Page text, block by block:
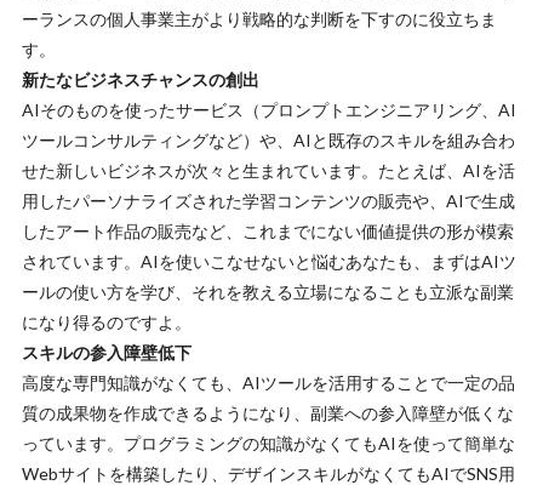
ーランスの個人事業主がより戦略的な判断を下すのに役立ちま
す。
新たなビジネスチャンスの創出
AIそのものを使ったサービス（プロンプトエンジニアリング、AI
ツールコンサルティングなど）や、AIと既存のスキルを組み合わ
せた新しいビジネスが次々と生まれています。たとえば、AIを活
用したパーソナライズされた学習コンテンツの販売や、AIで生成
したアート作品の販売など、これまでにない価値提供の形が模索
されています。AIを使いこなせないと悩むあなたも、まずはAIツ
ールの使い方を学び、それを教える立場になることも立派な副業
になり得るのですよ。
スキルの参入障壁低下
高度な専門知識がなくても、AIツールを活用することで一定の品
質の成果物を作成できるようになり、副業への参入障壁が低くな
っています。プログラミングの知識がなくてもAIを使って簡単な
Webサイトを構築したり、デザインスキルがなくてもAIでSNS用